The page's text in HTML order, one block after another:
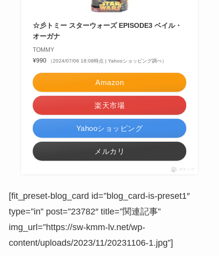
☆彡トミー スターウォーズ EPISODE3 ベイル・
オーガナ
TOMMY
¥990
（2024/07/06 18:08時点 | Yahooショッピング調べ）
Amazon
楽天市場
Yahooショッピング
メルカリ
ポチップ
[fit_preset-blog_card id=”blog_card-is-preset1″
type=”in” post=”23782″ title=”関連記事”
img_url=”https://sw-kmm-lv.net/wp-
content/uploads/2023/11/20231106-1.jpg”]